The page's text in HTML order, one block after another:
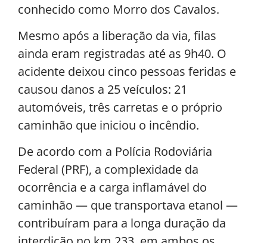
conhecido como Morro dos Cavalos.
Mesmo após a liberação da via, filas
ainda eram registradas até as 9h40. O
acidente deixou cinco pessoas feridas e
causou danos a 25 veículos: 21
automóveis, três carretas e o próprio
caminhão que iniciou o incêndio.
De acordo com a Polícia Rodoviária
Federal (PRF), a complexidade da
ocorrência e a carga inflamável do
caminhão — que transportava etanol —
contribuíram para a longa duração da